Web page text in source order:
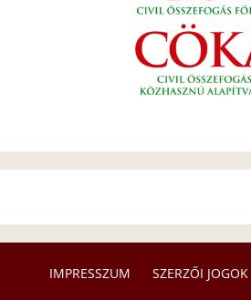
IMPRESSZUM SZERZŐI JOGOK